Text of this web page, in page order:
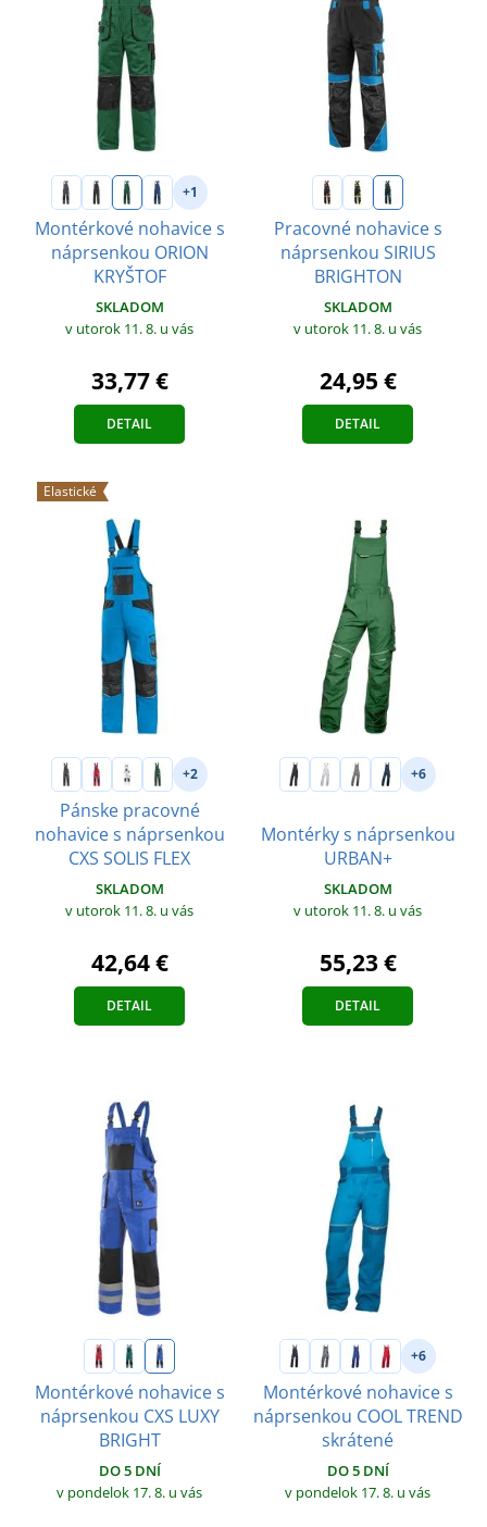
+1
Montérkové nohavice s
náprsenkou ORION
KRYŠTOF
SKLADOM
v utorok 11. 8. u vás
33,77 €
DETAIL
Pracovné nohavice s
náprsenkou SIRIUS
BRIGHTON
SKLADOM
v utorok 11. 8. u vás
24,95 €
DETAIL
Elastické
+2
Pánske pracovné
nohavice s náprsenkou
CXS SOLIS FLEX
SKLADOM
v utorok 11. 8. u vás
42,64 €
DETAIL
+6
Montérky s náprsenkou
URBAN+
SKLADOM
v utorok 11. 8. u vás
55,23 €
DETAIL
Montérkové nohavice s
náprsenkou CXS LUXY
BRIGHT
DO 5 DNÍ
v pondelok 17. 8. u vás
+6
Montérkové nohavice s
náprsenkou COOL TREND
skrátené
DO 5 DNÍ
v pondelok 17. 8. u vás